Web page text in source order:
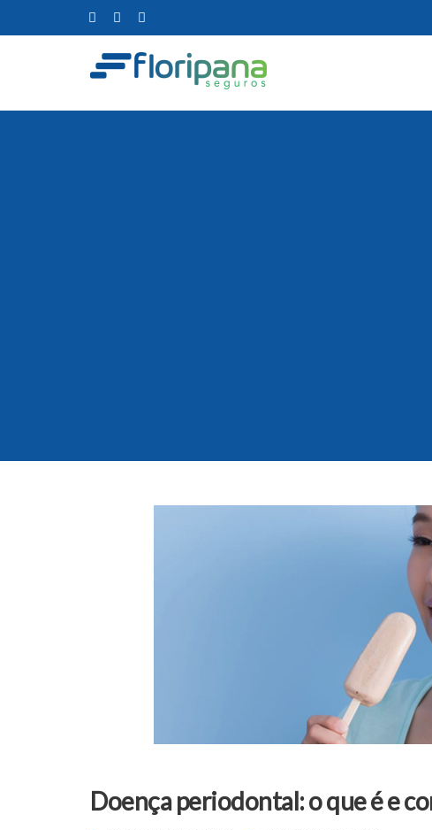
Doença periodontal: o que é e